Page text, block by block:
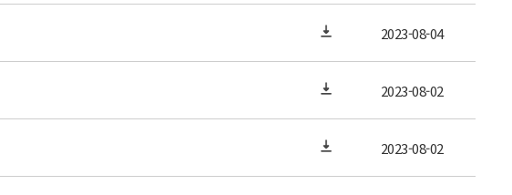
2023-08-04
2023-08-02
2023-08-02